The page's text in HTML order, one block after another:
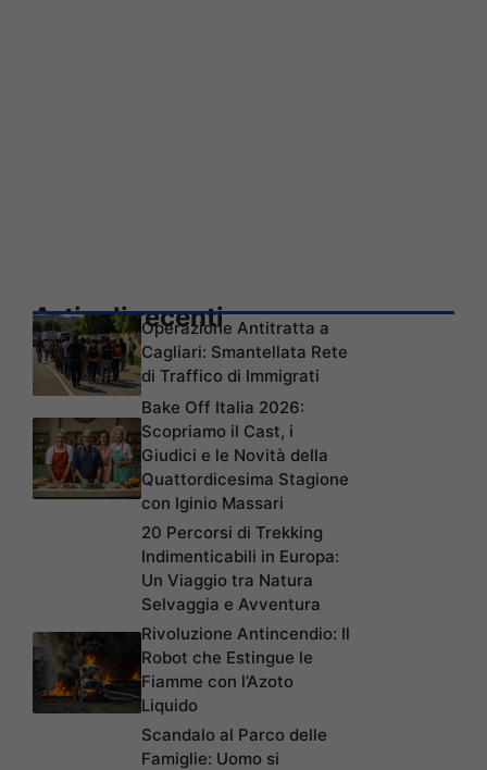
Articoli recentiOperazione Antitratta a
Cagliari: Smantellata Rete
di Traffico di Immigrati
Bake Off Italia 2026:
Scopriamo il Cast, i
Giudici e le Novità della
Quattordicesima Stagione
con Iginio Massari
20 Percorsi di Trekking
Indimenticabili in Europa:
Un Viaggio tra Natura
Selvaggia e Avventura
Rivoluzione Antincendio: Il
Robot che Estingue le
Fiamme con l’Azoto
Liquido
Scandalo al Parco delle
Famiglie: Uomo si